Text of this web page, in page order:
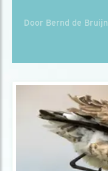
Door Bernd de Bruijn